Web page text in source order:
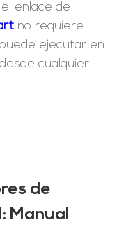
enlace de
no requiere
ejecutar en
cualquier
de
Manual